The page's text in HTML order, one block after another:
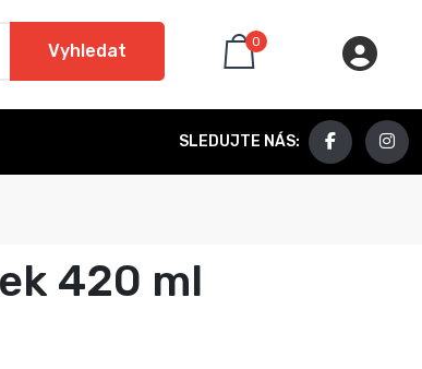
Vyhledat 0
SLEDUJTE NÁS:
420 ml